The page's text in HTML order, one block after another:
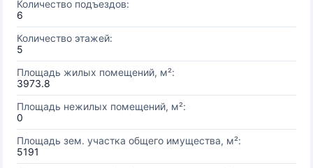
Количество подъездов:
6
Количество этажей:
5
Площадь жилых помещений, м²:
3973.8
Площадь нежилых помещений, м²:
0
Площадь зем. участка общего имущества, м²:
5191